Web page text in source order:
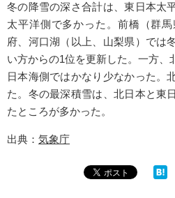
冬の降雪の深さ合計は、東日本太
太平洋側で多かった。前橋（群
府、河口湖（以上、山梨県）では
い方からの1位を更新した。一方、
日本海側ではかなり少なかった。
た。冬の最深積雪は、北日本と東
たところが多かった。
出典： 気象庁